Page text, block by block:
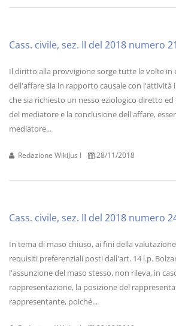
Cass. civile, sez. II del 2018 numero
Il diritto alla provvigione sorge tutte le volte in
dell'affare sia in rapporto causale con l'attività
che sia richiesto un nesso eziologico diretto
del mediatore e la conclusione dell'affare,
mediatore...
Redazione WikiJus I 28/11/2018
Cass. civile, sez. II del 2018 numero
In tema di maso chiuso, ai fini della
requisiti preferenziali posti dall'art. 14 l.p.
l'assunzione del maso stesso, non rileva, in
rappresentazione, la posizione del
rappresentante, poiché...